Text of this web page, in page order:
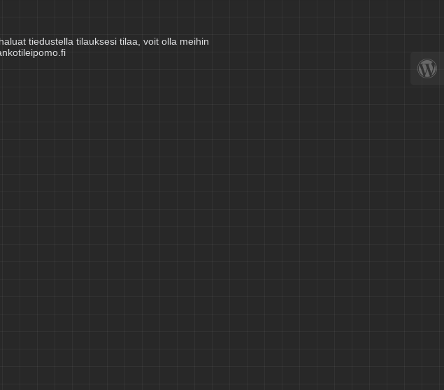
tiedustella tilauksesi tilaa, voit olla meihin